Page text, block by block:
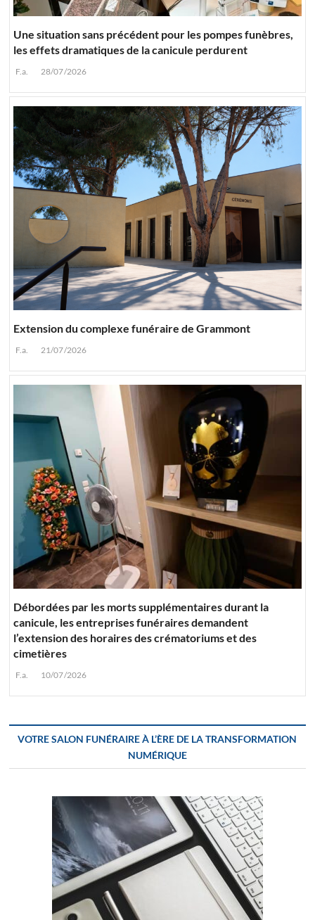
Une situation sans précédent pour les pompes funèbres,
les effets dramatiques de la canicule perdurent
F.a. 28/07/2026
Extension du complexe funéraire de Grammont
F.a. 21/07/2026
Débordées par les morts supplémentaires durant la
canicule, les entreprises funéraires demandent
l’extension des horaires des crématoriums et des
cimetières
F.a. 10/07/2026
VOTRE SALON FUNÉRAIRE À L’ÈRE DE LA TRANSFORMATION
NUMÉRIQUE